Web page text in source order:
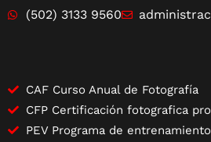
(502) 3133 9560
CAF Curso Anual de Fotografía
CFP Certificación fotografica
PEV Programa de